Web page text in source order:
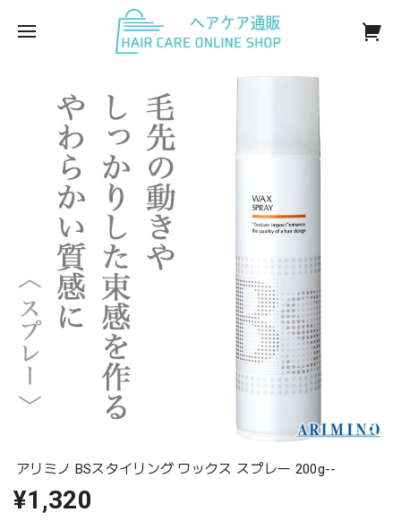
アリミノ BSスタイリング ワックス スプレー 200g--
¥1,320